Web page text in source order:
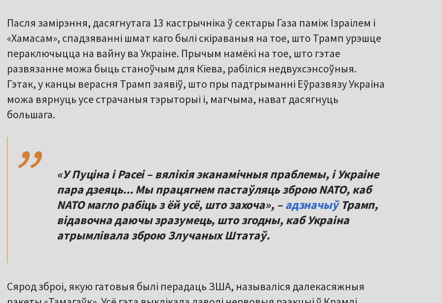
Пасля замірэння, дасягнутага 13 кастрычніка ў сектары Газа паміж Ізраілем і
«Хамасам», спадзяванні шмат каго былі скіраваныя на тое, што Трамп урэшце
пераключыцца на вайну ва Украіне. Прычым намёкі на тое, што гэтае
развязанне можа быць станоўчым для Кіева, рабіліся недвухсэнсоўныя.
Гэтак, у канцы верасня Трамп заявіў, што пры падтрыманні Еўразвязу Украіна
можа вярнуць усе страчаныя тэрыторыі і, магчыма, нават дасягнуць
большага.
,,
«У Пуціна і Расеі – вялікія эканамічныя праблемы, і Украіне
пара дзеяць... Мы працягнем пастаўляць зброю NATO, каб
NATO магло рабіць з ёй усё, што захоча», –адзначыўТрамп,
відавочна даючы зразумець, што згодны, каб Украіна
атрымлівала зброю Злучаных Штатаў.
Сярод зброі, якую гатовыя былі перадаць ЗША, называліся далекасяжныя